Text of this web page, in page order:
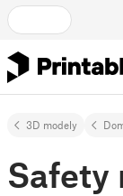
3D modely
Safety